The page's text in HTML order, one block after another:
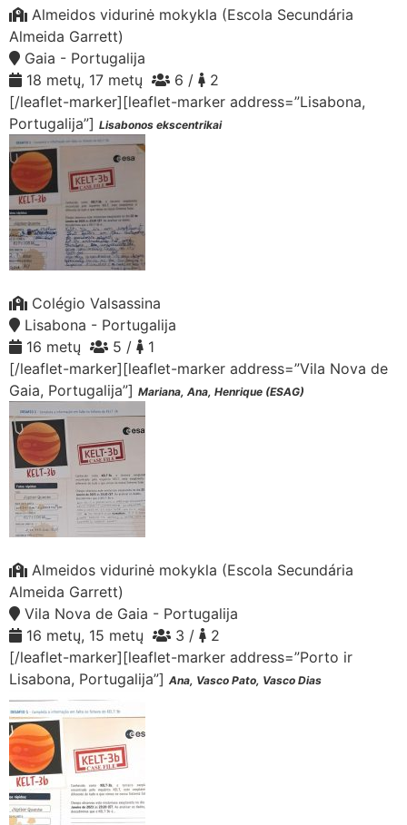
Almeidos vidurinė mokykla (Escola Secundária
Almeida Garrett)
Gaia - Portugalija
18 metų, 17 metų
6 /
2
[/leaflet-marker][leaflet-marker address=”Lisabona,
Portugalija”] Lisabonos ekscentrikai
Colégio Valsassina
Lisabona - Portugalija
16 metų
5 /
1
[/leaflet-marker][leaflet-marker address=”Vila Nova de
Gaia, Portugalija”] Mariana, Ana, Henrique (ESAG)
Almeidos vidurinė mokykla (Escola Secundária
Almeida Garrett)
Vila Nova de Gaia - Portugalija
16 metų, 15 metų
3 /
2
[/leaflet-marker][leaflet-marker address=”Porto ir
Lisabona, Portugalija”] Ana, Vasco Pato, Vasco Dias